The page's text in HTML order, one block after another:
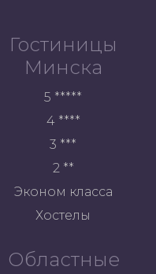
Гостиницы
Минска
5 *****
4 ****
3 ***
2 **
Эконом класса
Хостелы
Областные